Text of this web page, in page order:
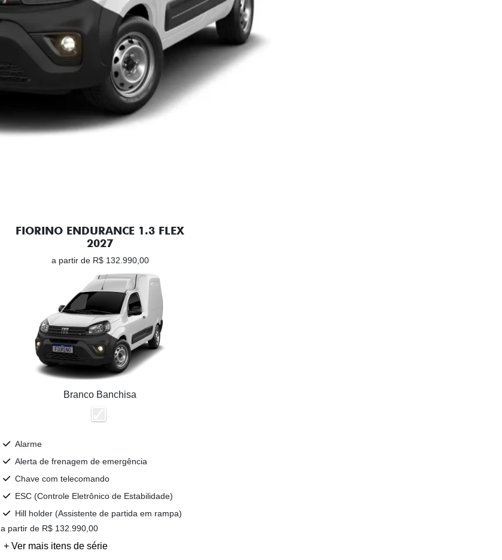
FIORINO ENDURANCE 1.3 FLEX
2027
a partir de R$ 132.990,00
Branco Banchisa
Alarme
Alerta de frenagem de emergência
Chave com telecomando
ESC (Controle Eletrônico de Estabilidade)
Hill holder (Assistente de partida em rampa)
a partir de R$ 132.990,00
+ Ver mais itens de série